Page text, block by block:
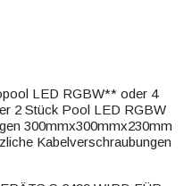
LED RGBW** oder 4
2 Stück Pool LED RGBW
300mmx300mmx230mm
Kabelverschraubungen